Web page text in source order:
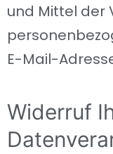
und Mittel der
E-Mail-
Widerruf